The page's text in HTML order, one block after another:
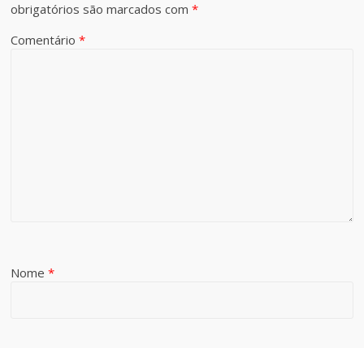
obrigatórios são marcados com*
Comentário*
Nome*